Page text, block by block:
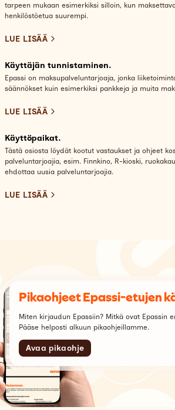
tarpeen mukaan esimerkiksi silloin, kun
henkilöstöetua suurempi.
LUE LISÄÄ
Käyttäjän tunnistaminen.
Epassi on maksupalveluntarjoaja, jonka
säännökset kuin esimerkiksi pankkeja ja muita
LUE LISÄÄ
Käyttöpaikat.
Tästä osiosta löydät kootut vastaukset ja ohjeet
palveluntarjoajia, esim. Finnkino, R-kioski,
ehdottaa uusia palveluntarjoajia.
LUE LISÄÄ
Pikaohjeet Epassi-etujen
Miten kirjaudun Epassiin? Mitkä ovat Epassin
Pääse helposti alkuun pikaohjeillamme.
Avaa pikaohje